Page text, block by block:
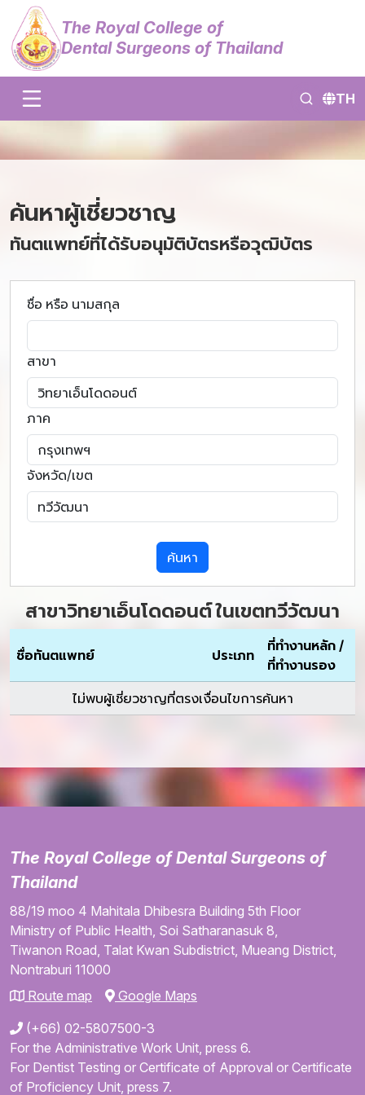
The Royal College of
Dental Surgeons of Thailand
TH
ค้นหาผู้เชี่ยวชาญ
ทันตแพทย์ที่ได้รับอนุมัติบัตรหรือวุฒิบัตร
ชื่อ หรือ นามสกุล
สาขา
ภาค
จังหวัด/เขต
ค้นหา
สาขาวิทยาเอ็นโดดอนต์ ในเขตทวีวัฒนา
ชื่อทันตแพทย์ ประเภท
ที่ทำงานหลัก /
ที่ทำงานรอง
ไม่พบผู้เชี่ยวชาญที่ตรงเงื่อนไขการค้นหา
The Royal College of Dental Surgeons of
Thailand
88/19 moo 4 Mahitala Dhibesra Building 5th Floor
Ministry of Public Health, Soi Satharanasuk 8,
Tiwanon Road, Talat Kwan Subdistrict, Mueang District,
Nontraburi 11000
Route map
Google Maps
(+66) 02-5807500-3
For the Administrative Work Unit, press 6.
For Dentist Testing or Certificate of Approval or Certificate
of Proficiency Unit, press 7.